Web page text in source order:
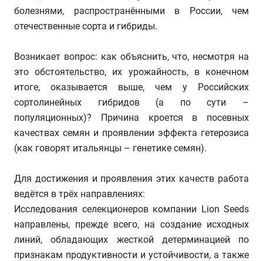
болезнями, распространёнными в России, чем
отечественные сорта и гибриды.
Возникает вопрос: как объяснить, что, несмотря на
это обстоятельство, их урожайность, в конечном
итоге, оказывается выше, чем у Российских
сортолинейных гибридов (а по сути –
популяционных)? Причина кроется в посевных
качествах семян и проявлении эффекта гетерозиса
(как говорят итальянцы – генетике семян).
Для достижения и проявления этих качеств работа
ведётся в трёх направлениях:
Исследования селекционеров компании Lion Seeds
направлены, прежде всего, на создание исходных
линий, обладающих жесткой детерминацией по
признакам продуктивности и устойчивости, а также